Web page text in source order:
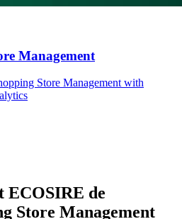
Management
Store Management with
ECOSIRE de
Store Management